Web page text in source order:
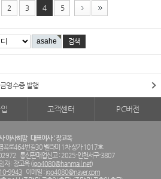
2 3 4 5
영수증 발행
고객센터 PC버전
아사히팜 대표이사 : 장고옥
곡로464번길30 벨라미 1차 상가 1017호
통신판매업신고 : 2025-인천서구-3807
자 : 장고옥 (jgo4080@hanmail.net)
9943 이메일 : jgo4080@naver.com